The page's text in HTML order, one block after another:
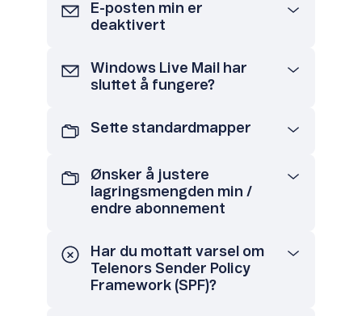
E-posten min er
deaktivert
Windows Live Mail har
sluttet å fungere?
Sette standardmapper
Ønsker å justere
lagringsmengden min /
endre abonnement
Har du mottatt varsel om
Telenors Sender Policy
Framework (SPF)?